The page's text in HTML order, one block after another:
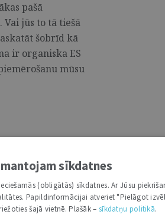
pašā
jūs to tā tiešā
šobrīd kā
ir organiska ES
mūsu
laiks”
minimālās
tuvinot
sīkdatnes
(obligātās) sīkdatnes. Ar Jūsu
Papildinformācijai atveriet "Pielāgot
šajā vietnē. Plašāk – sīkdatņu politikā.